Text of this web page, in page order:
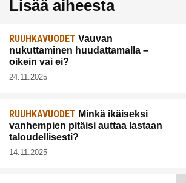
Lisää aiheesta
RUUHKAVUODET Vauvan
nukuttaminen huudattamalla –
oikein vai ei?
24.11.2025
RUUHKAVUODET Minkä ikäiseksi
vanhempien pitäisi auttaa lastaan
taloudellisesti?
14.11.2025